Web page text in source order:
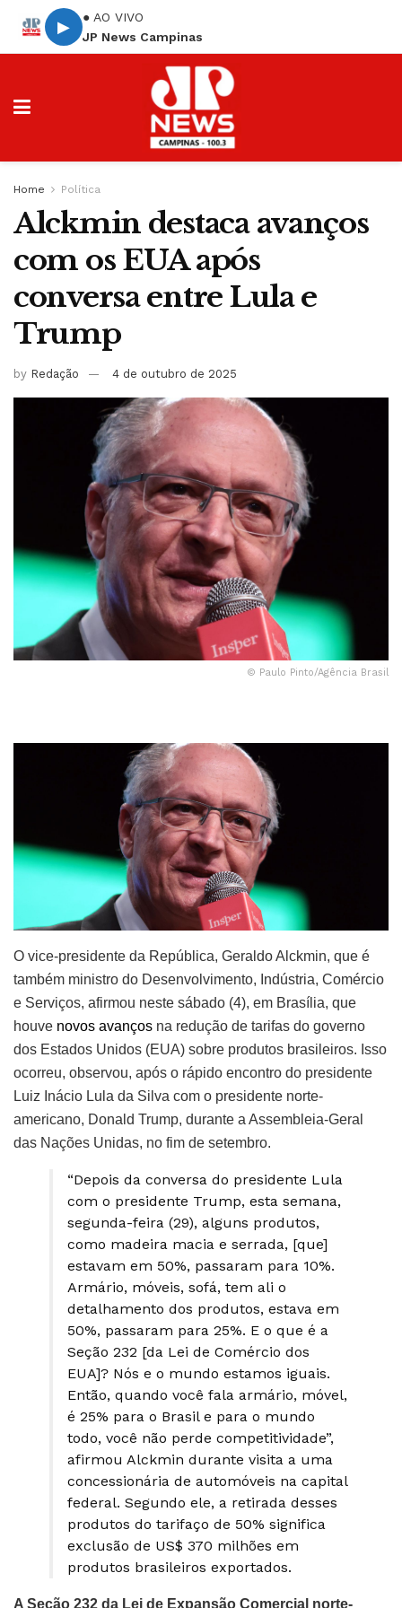
▶
● AO VIVO
JP News Campinas
Home Política
Alckmin destaca avanços
com os EUA após
conversa entre Lula e
Trump
by Redação 4 de outubro de 2025
© Paulo Pinto/Agência Brasil
O vice-presidente da República, Geraldo Alckmin, que é
também ministro do Desenvolvimento, Indústria, Comércio
e Serviços, afirmou neste sábado (4), em Brasília, que
houve novos avanços na redução de tarifas do governo
dos Estados Unidos (EUA) sobre produtos brasileiros. Isso
ocorreu, observou, após o rápido encontro do presidente
Luiz Inácio Lula da Silva com o presidente norte-
americano, Donald Trump, durante a Assembleia-Geral
das Nações Unidas, no fim de setembro.
“Depois da conversa do presidente Lula
com o presidente Trump, esta semana,
segunda-feira (29), alguns produtos,
como madeira macia e serrada, [que]
estavam em 50%, passaram para 10%.
Armário, móveis, sofá, tem ali o
detalhamento dos produtos, estava em
50%, passaram para 25%. E o que é a
Seção 232 [da Lei de Comércio dos
EUA]? Nós e o mundo estamos iguais.
Então, quando você fala armário, móvel,
é 25% para o Brasil e para o mundo
todo, você não perde competitividade”,
afirmou Alckmin durante visita a uma
concessionária de automóveis na capital
federal. Segundo ele, a retirada desses
produtos do tarifaço de 50% significa
exclusão de US$ 370 milhões em
produtos brasileiros exportados.
A Seção 232 da Lei de Expansão Comercial norte-